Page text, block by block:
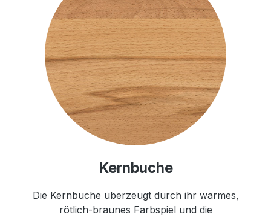
Kernbuche
Die Kernbuche überzeugt durch ihr warmes,
rötlich-braunes Farbspiel und die